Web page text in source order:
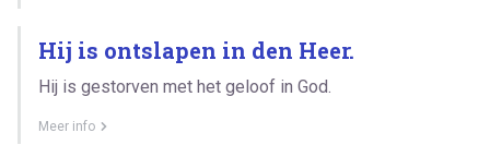
Hij is ontslapen in den Heer.
Hij is gestorven met het geloof in God.
Meer info